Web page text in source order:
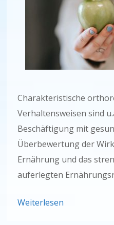
Charakteristische
Verhaltensweisen sind
Beschäftigung mit
Überbewertung der
Ernährung und das
auferlegten
Weiterlesen